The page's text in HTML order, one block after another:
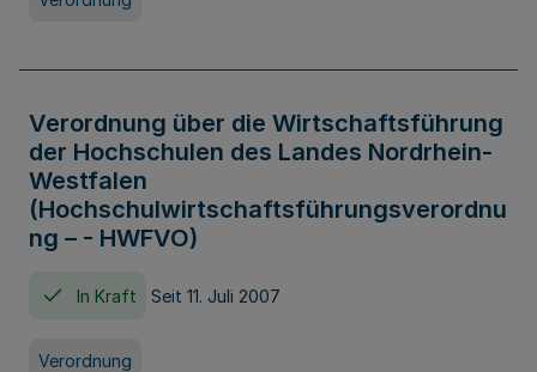
Verordnung über die Wirtschaftsführung
der Hochschulen des Landes Nordrhein-
Westfalen
(Hochschulwirtschaftsführungsverordnu
ng – - HWFVO)
In Kraft Seit 11. Juli 2007
Verordnung